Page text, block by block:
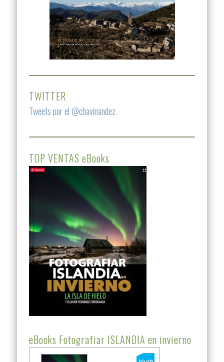
TWITTER
Tweets por el @chavinandez.
TOP VENTAS eBooks
eBooks Fotografiar ISLANDIA en invierno